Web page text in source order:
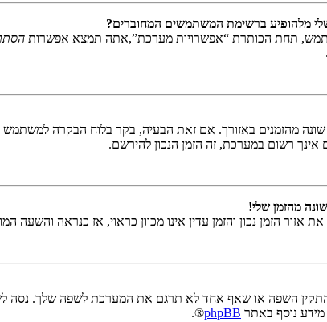
מלהופיע ברשימת המשתמשים המחוברים?
תחת הכותרת “אפשרויות מערכת”,אתה תמצא אפשרות
שונה מהזמנים באזורך. אם זאת הבעיה, בקר בלוח הבקרה למשתמש
רשום במערכת, זה הזמן הנכון להירשם.
מהזמן שלי!
הזמן נכון והזמן עדין אינו מכוון כראוי, אז כנראה והשעה
השפה או שאף אחד לא תרגם את המערכת לשפה שלך. נסה
מידע נוסף באתר phpBB
®.